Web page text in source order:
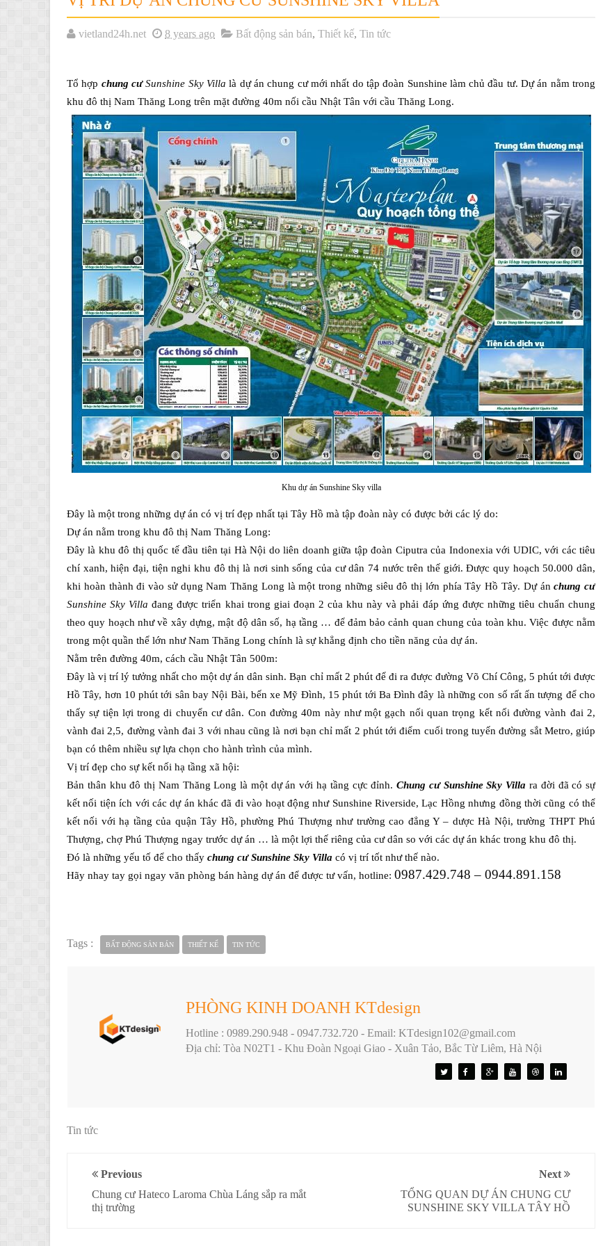
vietland24h.net 8 years ago Bất động sản bán, Thiết kế, Tin tức
Tổ hợp chung cưSunshine Sky Villa là dự án chung cư mới nhất do tập đoàn Sunshine làm chủ đầu tư. Dự án nằm trong
khu đô thị Nam Thăng Long trên mặt đường 40m nối cầu Nhật Tân với cầu Thăng Long.
Khu dự án Sunshine Sky villa
Đây là một trong những dự án có vị trí đẹp nhất tại Tây Hồ mà tập đoàn này có được bởi các lý do:
Dự án nằm trong khu đô thị Nam Thăng Long:
Đây là khu đô thị quốc tế đầu tiên tại Hà Nội do liên doanh giữa tập đoàn Ciputra của Indonexia với UDIC, với các tiêu
chí xanh, hiện đại, tiện nghi khu đô thị là nơi sinh sống của cư dân 74 nước trên thế giới. Được quy hoạch 50.000 dân,
khi hoàn thành đi vào sử dụng Nam Thăng Long là một trong những siêu đô thị lớn phía Tây Hồ Tây. Dự ánchung cư
Sunshine Sky Villa đang được triển khai trong giai đoạn 2 của khu này và phải đáp ứng được những tiêu chuẩn chung
theo quy hoạch như về xây dựng, mật độ dân số, hạ tầng … để đảm bảo cảnh quan chung của toàn khu. Việc được nằm
trong một quần thể lớn như Nam Thăng Long chính là sự khẳng định cho tiền năng của dự án.
Nằm trên đường 40m, cách cầu Nhật Tân 500m:
Đây là vị trí lý tưởng nhất cho một dự án dân sinh. Bạn chỉ mất 2 phút để đi ra được đường Võ Chí Công, 5 phút tới được
Hồ Tây, hơn 10 phút tới sân bay Nội Bài, bến xe Mỹ Đình, 15 phút tới Ba Đình đây là những con số rất ấn tượng để cho
thấy sự tiện lợi trong di chuyển cư dân. Con đường 40m này như một gạch nối quan trọng kết nối đường vành đai 2,
vành đai 2,5, đường vành đai 3 với nhau cũng là nơi bạn chỉ mất 2 phút tới điểm cuối trong tuyến đường sắt Metro, giúp
bạn có thêm nhiều sự lựa chọn cho hành trình của mình.
Vị trí đẹp cho sự kết nối hạ tầng xã hội:
Bản thân khu đô thị Nam Thăng Long là một dự án với hạ tầng cực đỉnh.Chung cư Sunshine Sky Villa ra đời đã có sự
kết nối tiện ích với các dự án khác đã đi vào hoạt động như Sunshine Riverside, Lạc Hồng nhưng đồng thời cũng có thể
kết nối với hạ tầng của quận Tây Hồ, phường Phú Thượng như trường cao đẳng Y – dược Hà Nội, trường THPT Phú
Thượng, chợ Phú Thượng ngay trước dự án … là một lợi thế riêng của cư dân so với các dự án khác trong khu đô thị.
Đó là những yếu tố để cho thấy chung cư Sunshine Sky Villa có vị trí tốt như thế nào.
Hãy nhay tay gọi ngay văn phòng bán hàng dự án để được tư vấn, hotline: 0987.429.748 – 0944.891.158
Tags : BẤT ĐỘNG SẢN BÁN THIẾT KẾ TIN TỨC
PHÒNG KINH DOANH KTdesign
Hotline : 0989.290.948 - 0947.732.720 - Email: KTdesign102@gmail.com
Địa chỉ: Tòa N02T1 - Khu Đoàn Ngoại Giao - Xuân Tảo, Bắc Từ Liêm, Hà Nội
Tin tức
Next
TỔNG QUAN DỰ ÁN CHUNG CƯ
SUNSHINE SKY VILLA TÂY HỒ
Previous
Chung cư Hateco Laroma Chùa Láng sắp ra mắt
thị trường